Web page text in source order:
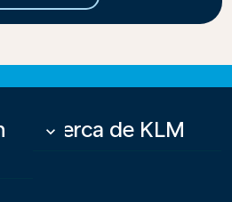
Acerca de KLM
keyboard_arrow_down